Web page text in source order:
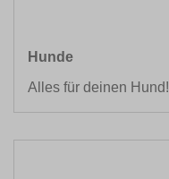
Hunde
Alles für deinen Hund!